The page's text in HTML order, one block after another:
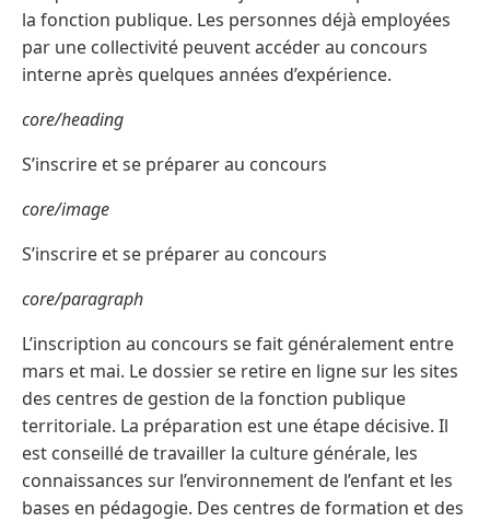
la fonction publique. Les personnes déjà employées
par une collectivité peuvent accéder au concours
interne après quelques années d’expérience.
core/heading
S’inscrire et se préparer au concours
core/image
S’inscrire et se préparer au concours
core/paragraph
L’inscription au concours se fait généralement entre
mars et mai. Le dossier se retire en ligne sur les sites
des centres de gestion de la fonction publique
territoriale. La préparation est une étape décisive. Il
est conseillé de travailler la culture générale, les
connaissances sur l’environnement de l’enfant et les
bases en pédagogie. Des centres de formation et des